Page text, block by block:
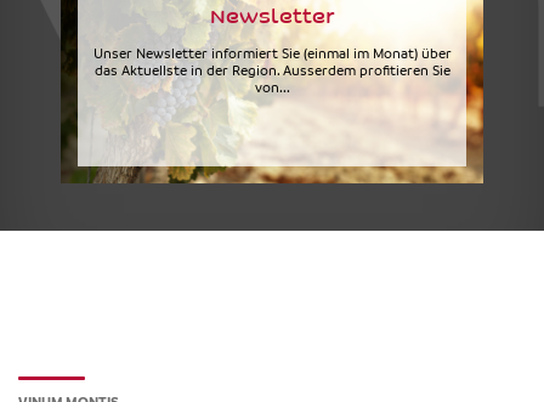
Newsletter
Unser Newsletter informiert Sie (einmal im Monat) über
das Aktuellste in der Region. Ausserdem profitieren Sie
von...